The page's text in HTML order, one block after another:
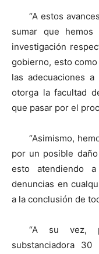
“A estos
sumar que
investigación
gobierno, esto
las adecuaciones
otorga la facultad
que pasar por el
“Asimismo,
por un posible
esto atendiendo
denuncias en
a la conclusión de
“A su vez,
substanciadora 30